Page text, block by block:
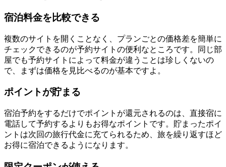
宿泊料金を比較できる
複数のサイトを開くことなく、プランごとの価格差を簡単に
チェックできるのが予約サイトの便利なところです。同じ部
屋でも予約サイトによって料金が違うことは珍しくないの
で、まずは価格を見比べるのが基本ですよ。
ポイントが貯まる
宿泊予約をするだけでポイントが還元されるのは、直接宿に
電話して予約するよりもお得なポイントです。貯まったポイ
ントは次回の旅行代金に充てられるため、旅を繰り返すほど
お得に宿泊できるようになります。